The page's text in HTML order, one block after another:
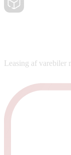
Leasing af varebiler